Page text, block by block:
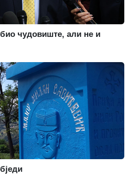
чудовиште, али не и